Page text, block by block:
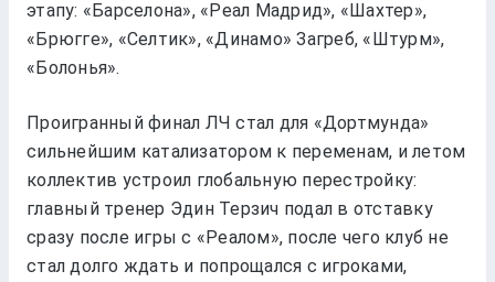
этапу: «Барселона», «Реал Мадрид», «Шахтер»,
«Брюгге», «Селтик», «Динамо» Загреб, «Штурм»,
«Болонья».
Проигранный финал ЛЧ стал для «Дортмунда»
сильнейшим катализатором к переменам, и летом
коллектив устроил глобальную перестройку:
главный тренер Эдин Терзич подал в отставку
сразу после игры с «Реалом», после чего клуб не
стал долго ждать и попрощался с игроками,